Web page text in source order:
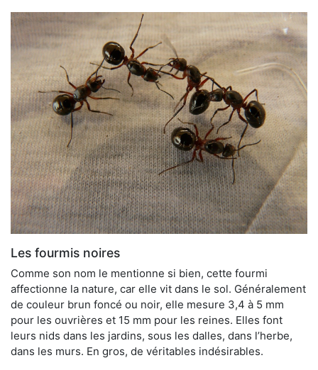
Les fourmis noires
Comme son nom le mentionne si bien, cette fourmi
affectionne la nature, car elle vit dans le sol. Généralement
de couleur brun foncé ou noir, elle mesure 3,4 à 5 mm
pour les ouvrières et 15 mm pour les reines. Elles font
leurs nids dans les jardins, sous les dalles, dans l’herbe,
dans les murs. En gros, de véritables indésirables.